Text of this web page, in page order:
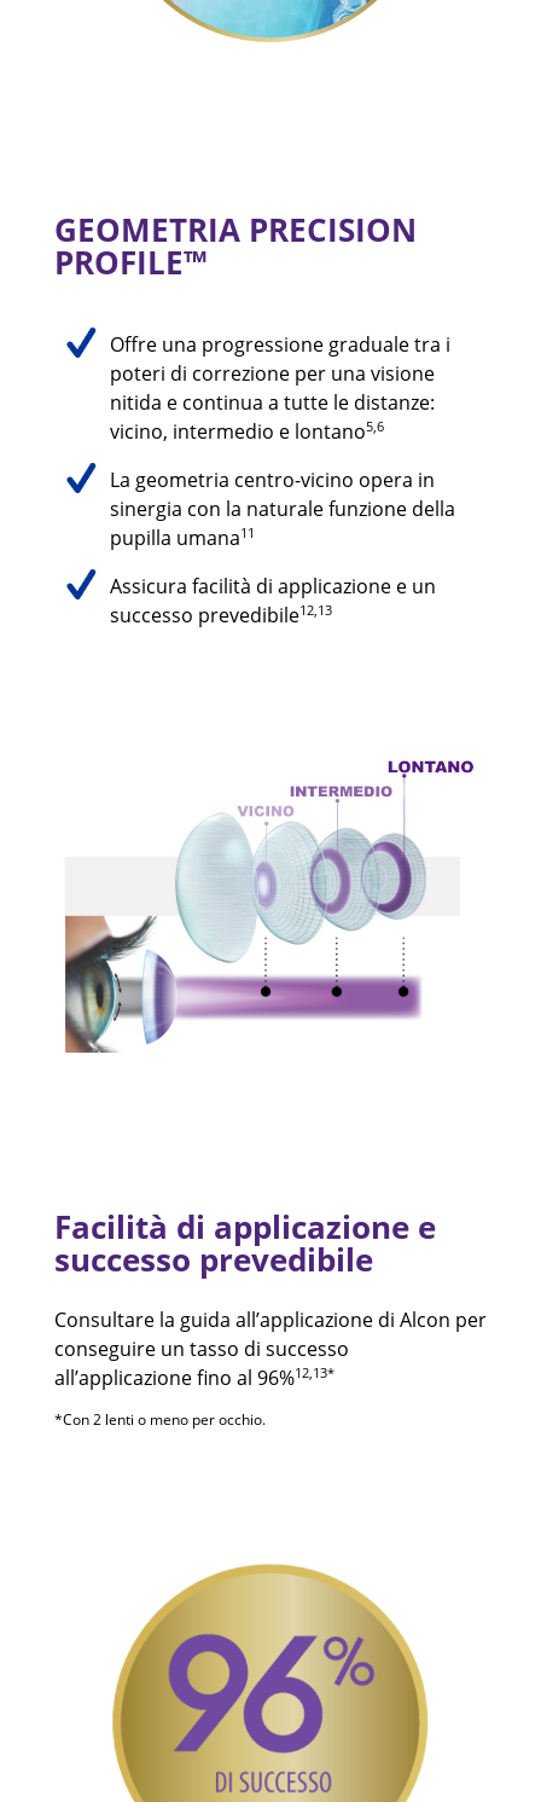
GEOMETRIA PRECISION
PROFILE™
Offre una progressione graduale tra i
poteri di correzione per una visione
nitida e continua a tutte le distanze:
vicino, intermedio e lontano5,6
La geometria centro-vicino opera in
sinergia con la naturale funzione della
pupilla umana11
Assicura facilità di applicazione e un
successo prevedibile12,13
Facilità di applicazione e
successo prevedibile
Consultare la guida all’applicazione di Alcon per
conseguire un tasso di successo
all’applicazione fino al 96%12,13*
*Con 2 lenti o meno per occhio.